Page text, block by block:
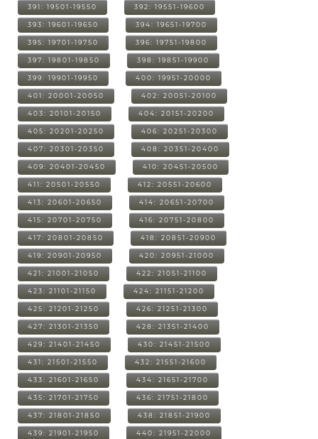
391: 19501-19550 392: 19551-19600
393: 19601-19650 394: 19651-19700
395: 19701-19750 396: 19751-19800
397: 19801-19850 398: 19851-19900
399: 19901-19950 400: 19951-20000
401: 20001-20050 402: 20051-20100
403: 20101-20150 404: 20151-20200
405: 20201-20250 406: 20251-20300
407: 20301-20350 408: 20351-20400
409: 20401-20450 410: 20451-20500
411: 20501-20550 412: 20551-20600
413: 20601-20650 414: 20651-20700
415: 20701-20750 416: 20751-20800
417: 20801-20850 418: 20851-20900
419: 20901-20950 420: 20951-21000
421: 21001-21050 422: 21051-21100
423: 21101-21150 424: 21151-21200
425: 21201-21250 426: 21251-21300
427: 21301-21350 428: 21351-21400
429: 21401-21450 430: 21451-21500
431: 21501-21550 432: 21551-21600
433: 21601-21650 434: 21651-21700
435: 21701-21750 436: 21751-21800
437: 21801-21850 438: 21851-21900
439: 21901-21950 440: 21951-22000